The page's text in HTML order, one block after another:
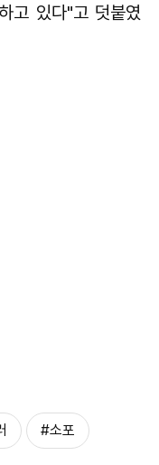
고 있다"고 덧붙였
#소포